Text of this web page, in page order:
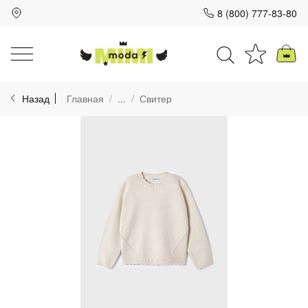
8 (800) 777-83-80
Назад Главная ... Свитер
Для клиентов всех банков
Разбейте
График платежей